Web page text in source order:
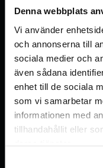
Denna webbplats
Vi använder
och annonserna till
sociala medier och
även sådana
enhet till de sociala
som vi samarbetar
informationen med
tillhandahållit eller
Capacidad de carga
Máximo 30 kg,
Nota de seguridad: la
según la forma y la
elevación. Esto puede
elevación máxima.
Seguridad